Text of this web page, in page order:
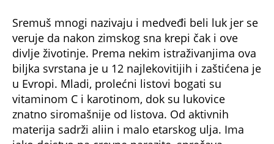
Sremuš mnogi nazivaju i medveđi beli luk jer se
veruje da nakon zimskog sna krepi čak i ove
divlje životinje. Prema nekim istraživanjima ova
biljka svrstana je u 12 najlekovitijih i zaštićena je
u Evropi. Mladi, prolećni listovi bogati su
vitaminom C i karotinom, dok su lukovice
znatno siromašnije od listova. Od aktivnih
materija sadrži aliin i malo etarskog ulja. Ima